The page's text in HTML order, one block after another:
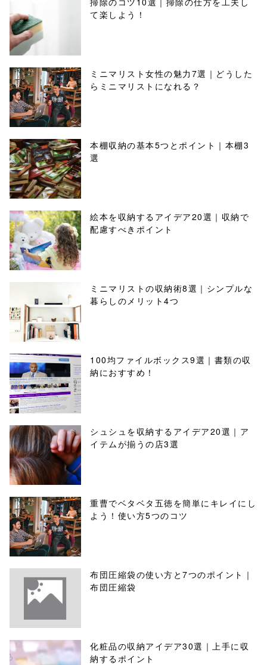
て楽しよう！
ミニマリスト女性の魅力7選｜どうした
らミニマリストになれる？
本棚収納の基本5つとポイント｜本棚3
選
絵本を収納するアイデア20選｜収納で
配慮すべきポイント
ミニマリストの収納術8選｜シンプルな
暮らしのメリット4つ
100均ファイルボックス9選｜書類の収
納におすすめ！
シュシュを収納するアイデア20選｜ア
イテムが揃うの店3選
重曹でベタベタ五徳を簡単にキレイにし
よう！使い方5つのコツ
布団圧縮袋の使い方と7つのポイント｜
布団圧縮袋
化粧品の収納アイデア30選｜上手に収
納するポイント